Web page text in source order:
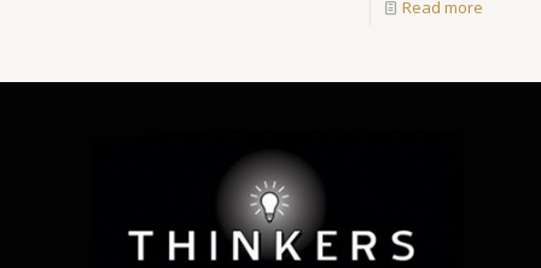
Read more